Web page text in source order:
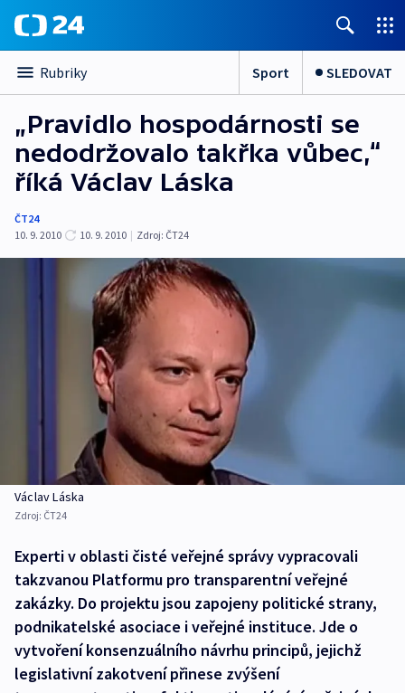
Rubriky Sport SLEDOVAT
„Pravidlo hospodárnosti se
nedodržovalo takřka vůbec,“
říká Václav Láska
ČT24
10. 9. 2010
10. 9. 2010 | Zdroj: ČT24
Václav Láska
Zdroj: ČT24
Experti v oblasti čisté veřejné správy vypracovali
takzvanou Platformu pro transparentní veřejné
zakázky. Do projektu jsou zapojeny politické strany,
podnikatelské asociace i veřejné instituce. Jde o
vytvoření konsenzuálního návrhu principů, jejichž
legislativní zakotvení přinese zvýšení